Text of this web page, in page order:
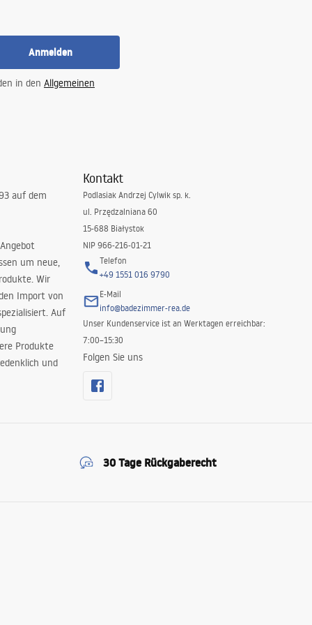
Anmelden
in den Allgemeinen
auf dem
um neue,
Wir
Import von
Auf
Produkte
und
Kontakt
Podlasiak Andrzej Cylwik sp. k.
ul. Przędzalniana 60
15-688 Białystok
NIP 966-216-01-21
Telefon
+49 1551 016 9790
E-Mail
info@badezimmer-rea.de
Unser Kundenservice ist an Werktagen erreichbar:
7:00–15:30
Folgen Sie uns
30 Tage Rückgaberecht